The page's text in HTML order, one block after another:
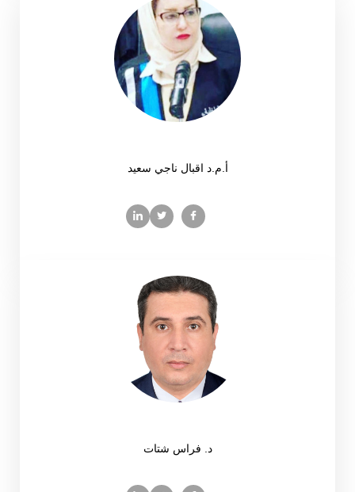
أ.م.د اقبال ناجي سعيد
د. فراس شتات